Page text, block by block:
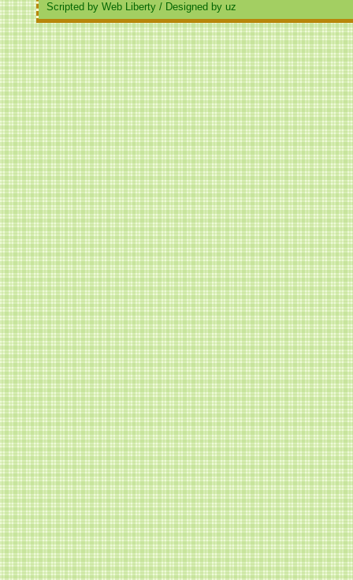
Scripted by Web Liberty / Designed by uz